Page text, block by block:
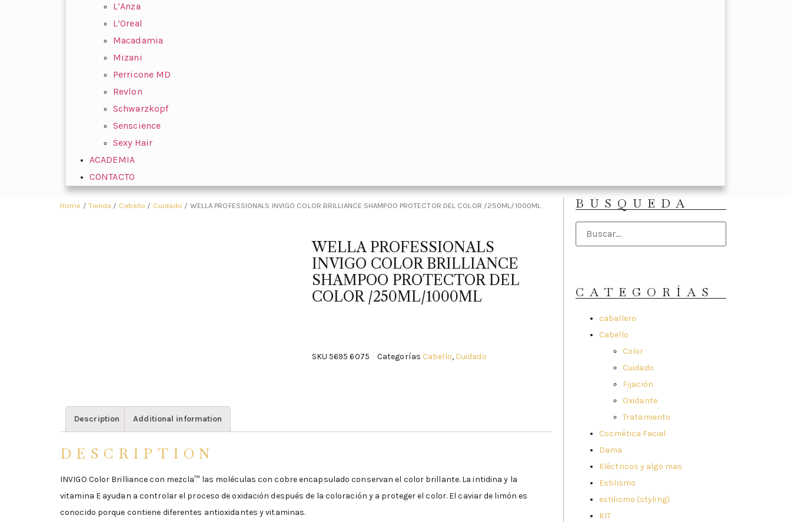
L’Anza
L’Oreal
Macadamia
Mizani
Perricone MD
Revlon
Schwarzkopf
Senscience
Sexy Hair
ACADEMIA
CONTACTO
Home / Tienda / Cabello / Cuidado / WELLA PROFESSIONALS INVIGO COLOR BRILLIANCE SHAMPOO PROTECTOR DEL COLOR /250ML/1000ML
WELLA PROFESSIONALS
INVIGO COLOR BRILLIANCE
SHAMPOO PROTECTOR DEL
COLOR /250ML/1000ML
SKU 5695 6075 Categorías Cabello, Cuidado
Description Additional information
DESCRIPTION
INVIGO Color Brilliance con mezcla™ las moléculas con cobre encapsulado conservan el color brillante. La intidina y la
vitamina E ayudan a controlar el proceso de oxidación después de la coloración y a proteger el color. El caviar de limón es
conocido porque contiene diferentes antioxidantes y vitaminas.
BÚSQUEDA
CATEGORÍAS
caballero
Cabello
Color
Cuidado
Fijación
Oxidante
Tratamiento
Cosmética Facial
Dama
Eléctricos y algo mas
Estilismo
estilismo (styling)
KIT